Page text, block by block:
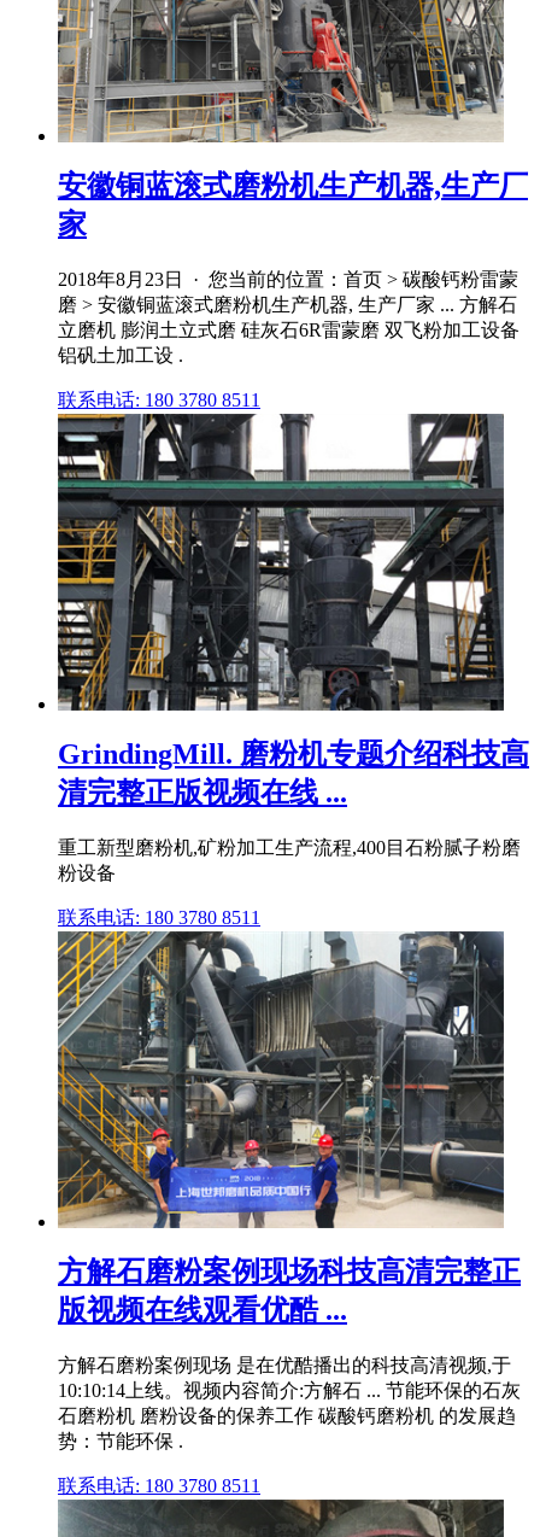
安徽铜蓝滚式磨粉机生产机器,生产厂
家
2018年8月23日 · 您当前的位置：首页 > 碳酸钙粉雷蒙
磨 > 安徽铜蓝滚式磨粉机生产机器, 生产厂家 ... 方解石
立磨机 膨润土立式磨 硅灰石6R雷蒙磨 双飞粉加工设备
铝矾土加工设 .
联系电话: 180 3780 8511
GrindingMill. 磨粉机专题介绍科技高
清完整正版视频在线 ...
重工新型磨粉机,矿粉加工生产流程,400目石粉腻子粉磨
粉设备
联系电话: 180 3780 8511
方解石磨粉案例现场科技高清完整正
版视频在线观看优酷 ...
方解石磨粉案例现场 是在优酷播出的科技高清视频,于
10:10:14上线。视频内容简介:方解石 ... 节能环保的石灰
石磨粉机 磨粉设备的保养工作 碳酸钙磨粉机 的发展趋
势：节能环保 .
联系电话: 180 3780 8511